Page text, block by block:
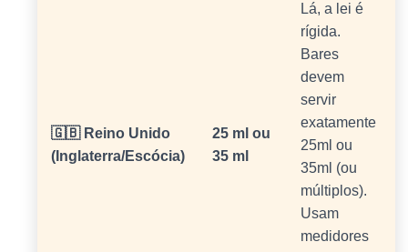
🇬🇧 Reino Unido
(Inglaterra/Escócia)
25 ml ou
35 ml
Lá, a lei é
rígida.
Bares
devem
servir
exatamente
25ml ou
35ml (ou
múltiplos).
Usam
medidores